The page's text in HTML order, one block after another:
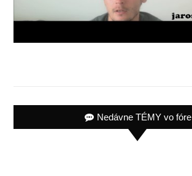
Nedávne TÉMY vo fóre